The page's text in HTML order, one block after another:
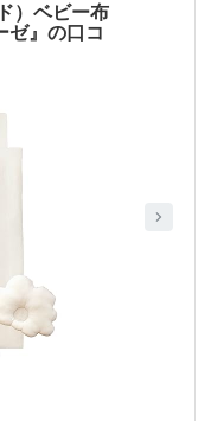
）ベビー布
ゼ』の口コ